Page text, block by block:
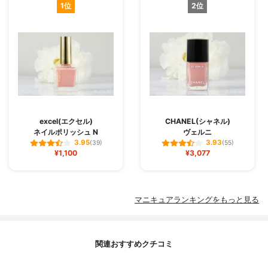
1位
excel(エクセル)
ネイルポリッシュ N
3.95(39)
¥1,100
2位
CHANEL(シャネル)
ヴェルニ
3.93(55)
¥3,077
マニキュアランキングをもっと見る
関連おすすめクチコミ